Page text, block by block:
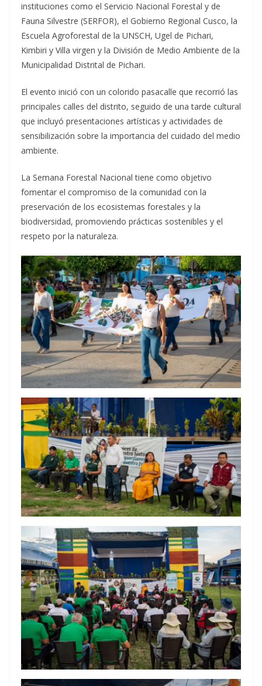
instituciones como el Servicio Nacional Forestal y de
Fauna Silvestre (SERFOR), el Gobierno Regional Cusco, la
Escuela Agroforestal de la UNSCH, Ugel de Pichari,
Kimbiri y Villa virgen y la División de Medio Ambiente de la
Municipalidad Distrital de Pichari.
El evento inició con un colorido pasacalle que recorrió las
principales calles del distrito, seguido de una tarde cultural
que incluyó presentaciones artísticas y actividades de
sensibilización sobre la importancia del cuidado del medio
ambiente.
La Semana Forestal Nacional tiene como objetivo
fomentar el compromiso de la comunidad con la
preservación de los ecosistemas forestales y la
biodiversidad, promoviendo prácticas sostenibles y el
respeto por la naturaleza.